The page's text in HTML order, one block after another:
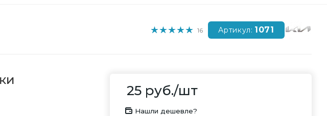
16 Артикул: 1071
25 руб./шт
Нашли дешевле?